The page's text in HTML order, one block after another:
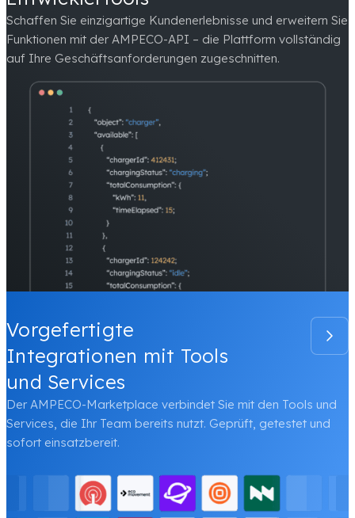
Schaffen Sie einzigartige Kundenerlebnisse und erweitern Sie
Funktionen mit der AMPECO-API – die Plattform vollständig
auf Ihre Geschäftsanforderungen zugeschnitten.
Vorgefertigte
Integrationen mit Tools
und Services
Der AMPECO-Marketplace verbindet Sie mit den Tools und
Services, die Ihr Team bereits nutzt. Geprüft, getestet und
sofort einsatzbereit.